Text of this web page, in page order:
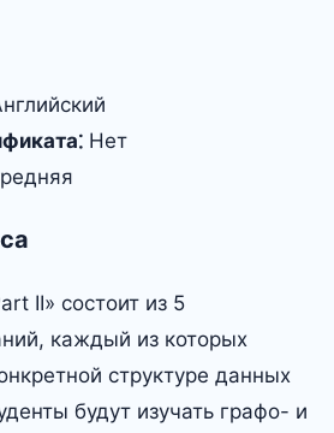
Нет
II» состоит из 5
каждый из которых
структуре данных
будут изучать графо- и